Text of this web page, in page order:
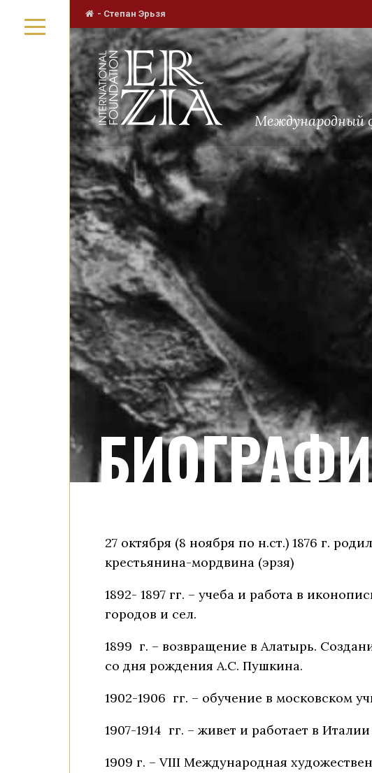
- Степан Эрьзя
Международный
27 октября (8 ноября по н.ст.) 1876 г.
крестьянина-мордвина (эрзя)
1892- 1897 гг. – учеба и работа в
городов и сел.
1899 г. – возвращение в Алатырь.
со дня рождения А.С. Пушкина.
1902-1906 гг. – обучение в московском
1907-1914 гг. – живет и работает в
1909 г. – VIII Международная